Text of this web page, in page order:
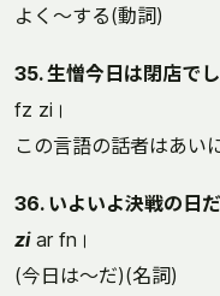
よく～する(動詞)
35. 生憎今日は閉店でし
fz zi।
この言語の話者はあい
36. いよいよ決戦の日だ
ziar fn।
(今日は～だ)(名詞)